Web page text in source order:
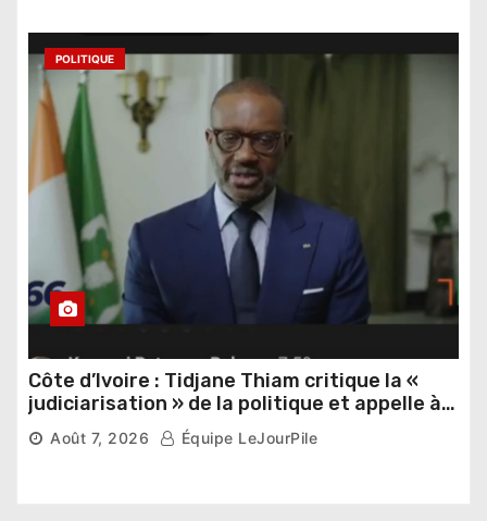
POLITIQUE
Côte d’Ivoire : Tidjane Thiam critique la «
judiciarisation » de la politique et appelle à
poursuivre l’apaisement
Août 7, 2026 Équipe LeJourPile